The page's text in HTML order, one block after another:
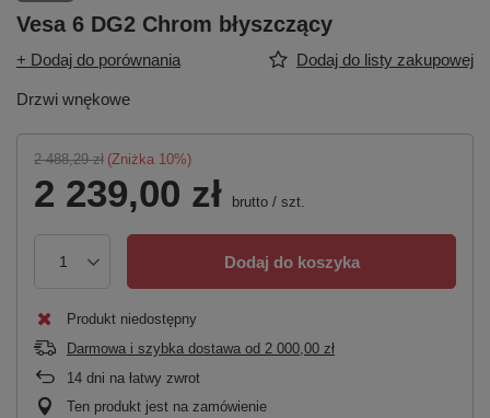
Vesa 6 DG2 Chrom błyszczący
+ Dodaj do porównania Dodaj do listy zakupowej
Drzwi wnękowe
2 488,29 zł (Zniżka 10%)
2 239,00 zł brutto / szt.
Dodaj do koszyka
Produkt niedostępny
Darmowa i szybka dostawa od 2 000,00 zł
14 dni na łatwy zwrot
Ten produkt jest na zamówienie